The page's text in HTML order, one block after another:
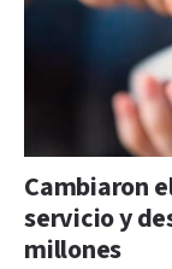
Cambiaron
servicio y
millones